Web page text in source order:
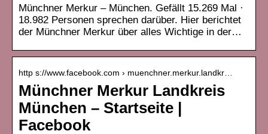
Münchner Merkur – München. Gefällt 15.269 Mal ·
18.982 Personen sprechen darüber. Hier berichtet
der Münchner Merkur über alles Wichtige in der…
http s://www.facebook.com › muenchner.merkur.landkr…
Münchner Merkur Landkreis
München – Startseite |
Facebook